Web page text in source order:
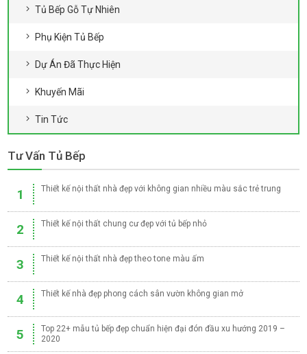
Tủ Bếp Gỗ Tự Nhiên
Phụ Kiện Tủ Bếp
Dự Án Đã Thực Hiện
Khuyến Mãi
Tin Tức
Tư Vấn Tủ Bếp
1 Thiết kế nội thất nhà đẹp với không gian nhiều màu sắc trẻ trung
2 Thiết kế nội thất chung cư đẹp với tủ bếp nhỏ
3 Thiết kế nội thất nhà đẹp theo tone màu ấm
4 Thiết kế nhà đẹp phong cách sân vườn không gian mở
5
Top 22+ mẫu tủ bếp đẹp chuẩn hiện đại đón đầu xu hướng 2019 –
2020